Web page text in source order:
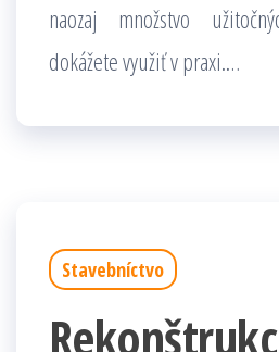
naozaj množstvo
dokážete využiť v praxi.…
Stavebníctvo